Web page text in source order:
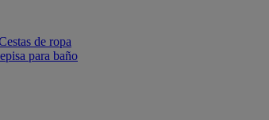
de ropa
para baño